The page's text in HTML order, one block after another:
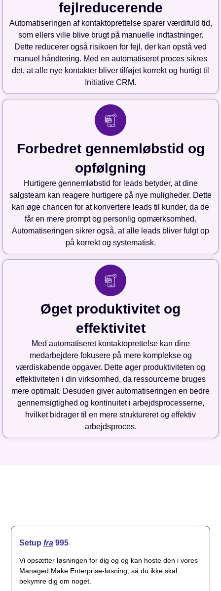
fejlreducerende
Automatiseringen af kontaktoprettelse sparer værdifuld tid,
som ellers ville blive brugt på manuelle indtastninger.
Dette reducerer også risikoen for fejl, der kan opstå ved
manuel håndtering. Med en automatiseret proces sikres
det, at alle nye kontakter bliver tilføjet korrekt og hurtigt til
Initiative CRM.
Forbedret gennemløbstid og
opfølgning
Hurtigere gennemløbstid for leads betyder, at dine
salgsteam kan reagere hurtigere på nye muligheder. Dette
kan øge chancen for at konvertere leads til kunder, da de
får en mere prompt og personlig opmærksomhed.
Automatiseringen sikrer også, at alle leads bliver fulgt op
på korrekt og systematisk.
Øget produktivitet og
effektivitet
Med automatiseret kontaktoprettelse kan dine
medarbejdere fokusere på mere komplekse og
værdiskabende opgaver. Dette øger produktiviteten og
effektiviteten i din virksomhed, da ressourcerne bruges
mere optimalt. Desuden giver automatiseringen en bedre
gennemsigtighed og kontinuitet i arbejdsprocesserne,
hvilket bidrager til en mere struktureret og effektiv
arbejdsproces.
Setup fra 995
Vi opsætter løsningen for dig og og kan hoste den i vores
Managed Make Enterprise-løsning, så du ikke skal
bekymre dig om noget.